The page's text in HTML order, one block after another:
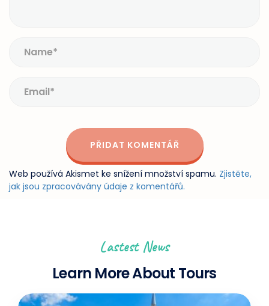
Web používá Akismet ke snížení množství spamu. Zjistěte,
jak jsou zpracovávány údaje z komentářů.
Lastest News
Learn More About Tours